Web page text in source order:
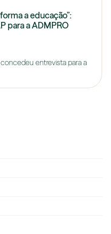
a educação”:
para a ADMPRO
concedeu entrevista para a